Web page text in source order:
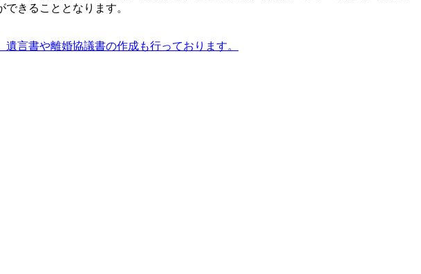
きることとなります。